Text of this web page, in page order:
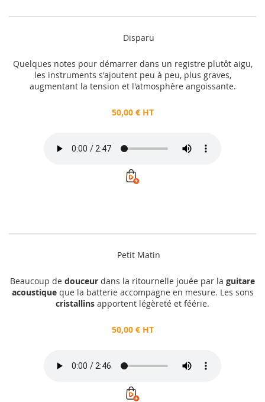
Disparu
Quelques notes pour démarrer dans un registre plutôt aigu,
les instruments s'ajoutent peu à peu, plus graves,
augmentant la tension et l'atmosphère angoissante.
50,00 € HT
Petit Matin
Beaucoup de douceur dans la ritournelle jouée par la guitare
acoustiqueque la batterie accompagne en mesure. Les sons
cristallins apportent légèreté et féérie.
50,00 € HT